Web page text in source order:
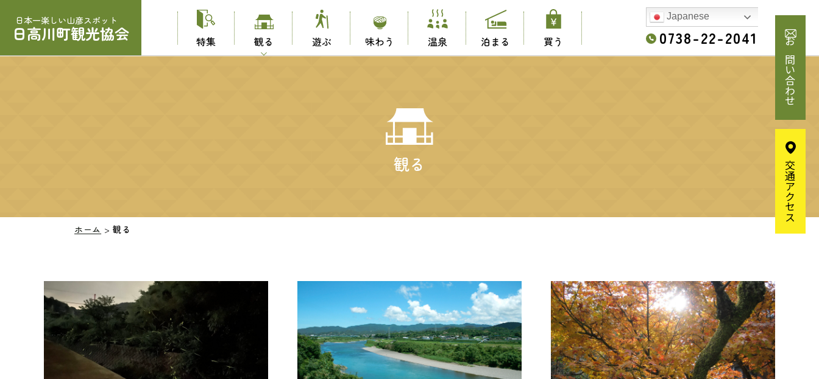
日本一楽しい山彦スポット
日高川町観光協会 特集 観る 遊ぶ 味わう 温泉 泊まる 買う
Japanese
0738-22-2041
お問い合わせ
交通アクセス
観る
ホーム >観る